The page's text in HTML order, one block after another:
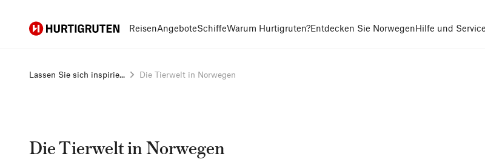
Hurtigruten ReisenAngeboteSchiffeWarum Hurtigruten?Entdecken Sie NorwegenHilfe und
Lassen Sie sich inspirie... Die Tierwelt in Norwegen
Die Tierwelt in Norwegen